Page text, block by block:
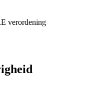
verordening